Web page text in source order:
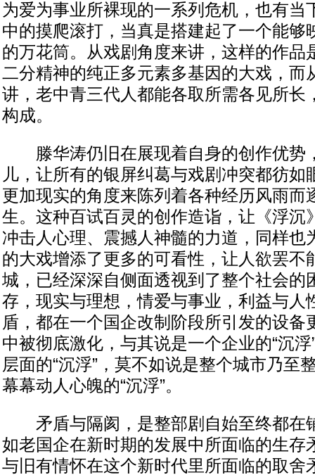
为爱为事业所裸现的一系列危机，也有当
中的摸爬滚打，当真是搭建起了一个能够
的万花筒。从戏剧角度来讲，这样的作品
二分精神的纯正多元素多基因的大戏，而
讲，老中青三代人都能各取所需各见所长
构成。
滕华涛仍旧在展现着自身的创作优势
儿，让所有的银屏纠葛与戏剧冲突都彷如
更加现实的角度来陈列着各种经历风雨而
生。这种百试百灵的创作造诣，让《浮沉
冲击人心理、震撼人神髓的力道，同样也
的大戏增添了更多的可看性，让人欲罢不
城，已经深深自侧面透视到了整个社会的
存，现实与理想，情爱与事业，利益与人
盾，都在一个国企改制阶段所引发的设备
中被彻底激化，与其说是一个企业的“沉
层面的“沉浮”，莫不如说是整个城市乃至
幕幕动人心魄的“沉浮”。
矛盾与隔阂，是整部剧自始至终都在
如老国企在新时期的发展中所面临的生存
与旧有情怀在这个新时代里所面临的取舍